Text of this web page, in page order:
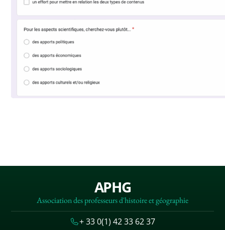
APHG
Association des professeurs d'histoire et géographie
+ 33 0(1) 42 33 62 37